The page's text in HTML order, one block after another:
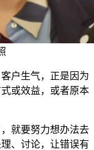
户生气，正是因为
或效益，或者原本
就要努力想办法去
、讨论，让错误有